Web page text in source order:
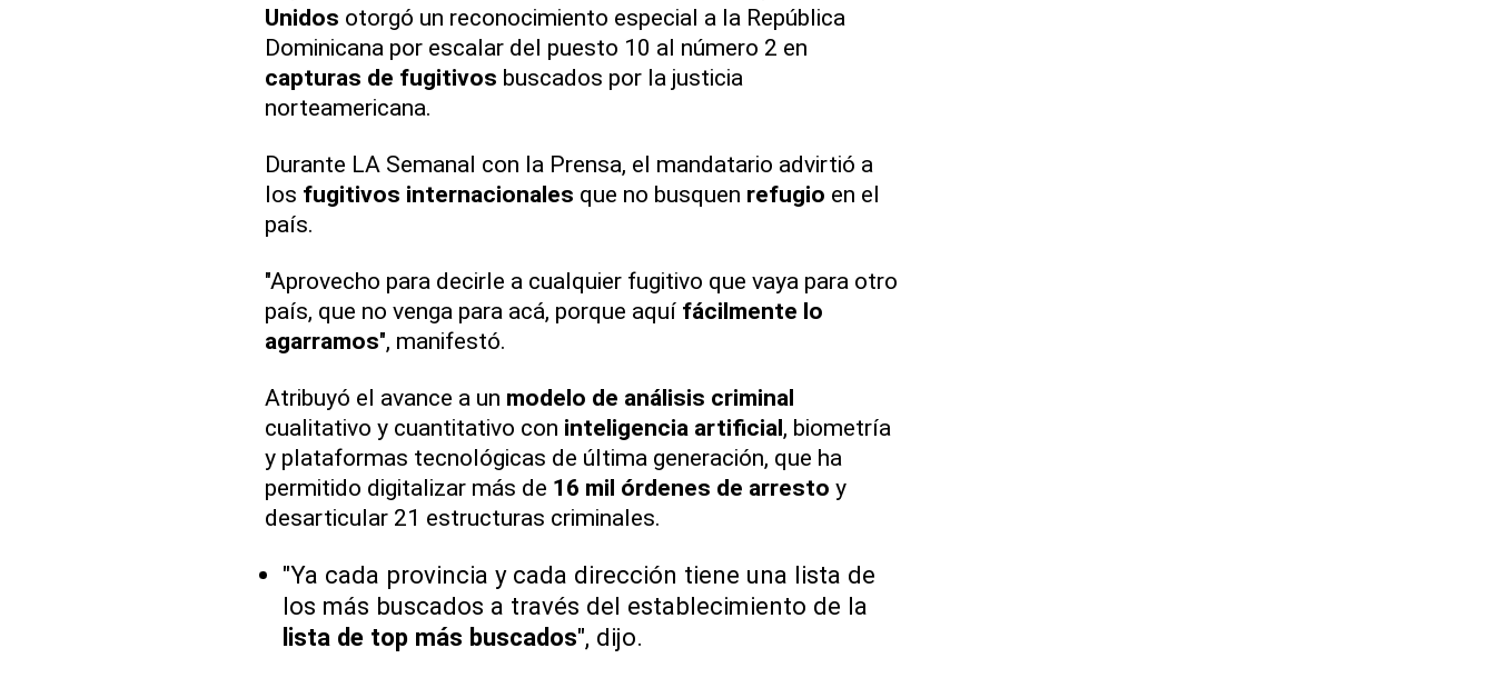
Unidos otorgó un reconocimiento especial a la República
Dominicana por escalar del puesto 10 al número 2 en
capturas de fugitivos buscados por la justicia
norteamericana.
Durante LA Semanal con la Prensa, el mandatario advirtió a
los fugitivos internacionales que no busquen refugio en el
país.
"Aprovecho para decirle a cualquier fugitivo que vaya para otro
país, que no venga para acá, porque aquí fácilmente lo
agarramos", manifestó.
Atribuyó el avance a un modelo de análisis criminal
cualitativo y cuantitativo con inteligencia artificial, biometría
y plataformas tecnológicas de última generación, que ha
permitido digitalizar más de 16 mil órdenes de arresto y
desarticular 21 estructuras criminales.
"Ya cada provincia y cada dirección tiene una lista de
los más buscados a través del establecimiento de la
lista de top más buscados", dijo.